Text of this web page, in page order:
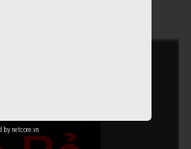
by netcore.vn